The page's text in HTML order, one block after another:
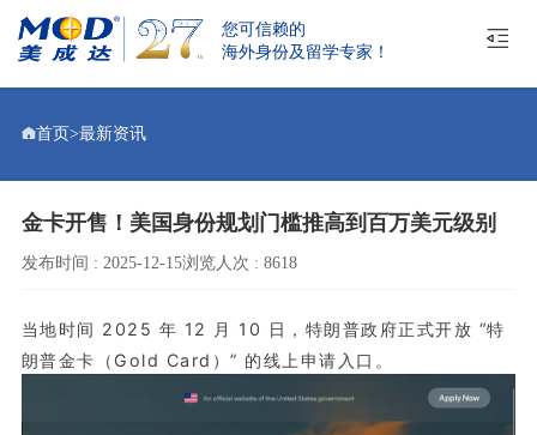
您可信赖的
海外身份及留学专家！
首页>最新资讯
金卡开售！美国身份规划门槛推高到百万美元级别
发布时间 : 2025-12-15浏览人次 : 8618
当地时间 2025 年 12 月 10 日，特朗普政府正式开放 “特
朗普金卡（Gold Card）” 的线上申请入口。